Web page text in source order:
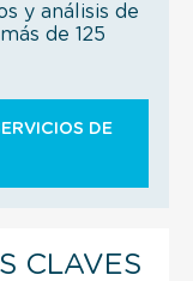
y análisis de
de 125
DE
CLAVES